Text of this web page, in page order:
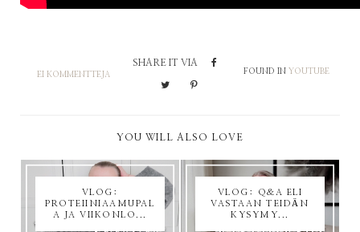
EI KOMMENTTEJA
SHARE IT VIA
FOUND IN YOUTUBE
YOU WILL ALSO LOVE
VLOG:
PROTEIINIAAMUPAL
A JA VIIKONLO...
VLOG: Q&A ELI
VASTAAN TEIDÄN
KYSYMY...